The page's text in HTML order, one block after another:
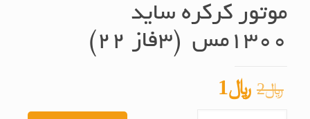
موتور کرکره ساید
۱۳۰۰مس (۳فاز ۲۲)
﷼2 قیمت
اصلی
﷼1